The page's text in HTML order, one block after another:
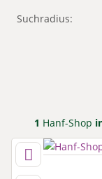
Suchradius:
1 Hanf-Shop